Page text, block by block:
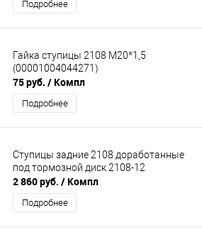
Подробнее
Гайка ступицы 2108 М20*1,5
(00001004044271)
75 руб. / Компл
Подробнее
Ступицы задние 2108 доработанные
под тормозной диск 2108-12
2 860 руб. / Компл
Подробнее